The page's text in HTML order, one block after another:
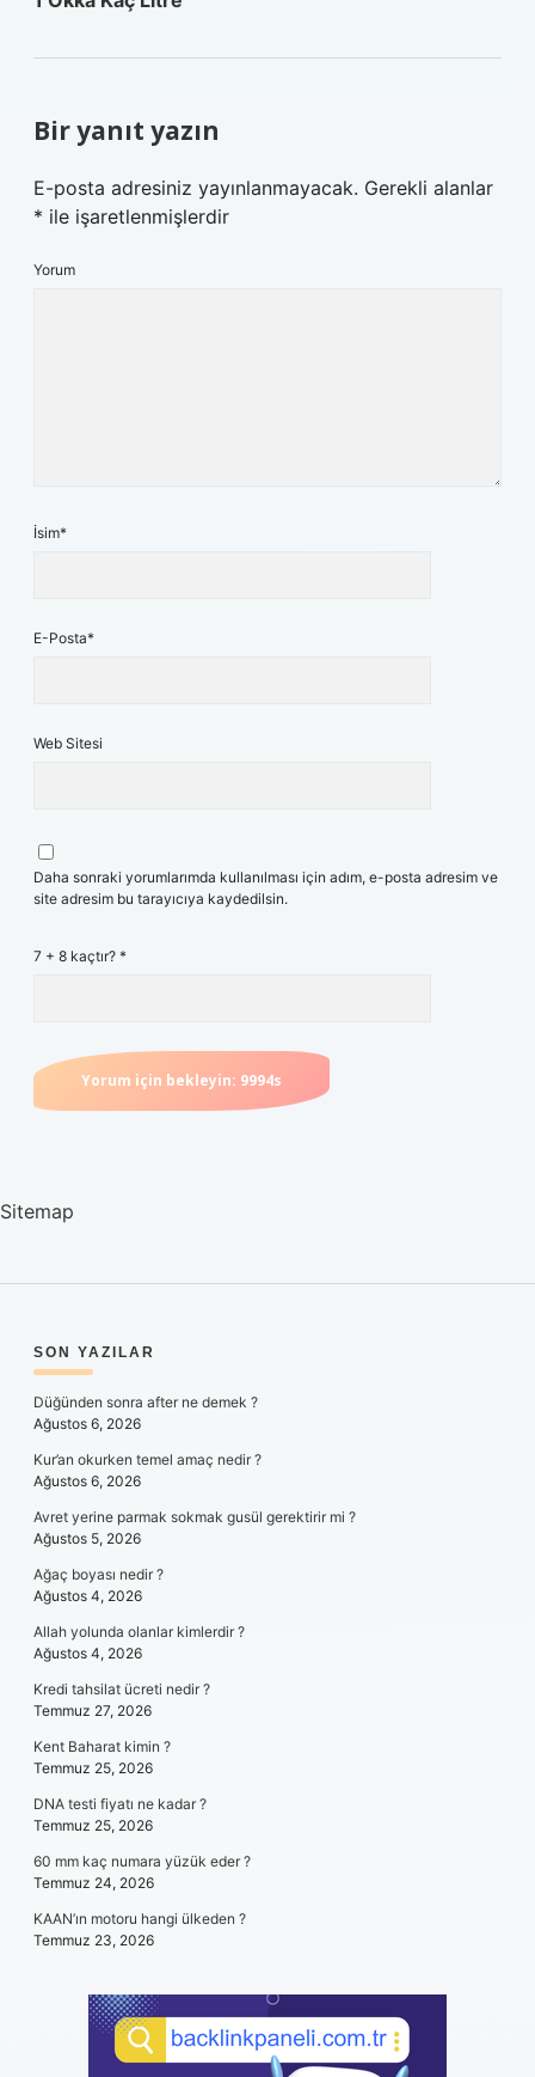
Bir yanıt yazın
E-posta adresiniz yayınlanmayacak. Gerekli alanlar
* ile işaretlenmişlerdir
Yorum
İsim*
E-Posta*
Web Sitesi
Daha sonraki yorumlarımda kullanılması için adım, e-posta adresim ve
site adresim bu tarayıcıya kaydedilsin.
7 + 8 kaçtır? *
Sitemap
SIDEBAR
SON YAZILAR
Düğünden sonra after ne demek ?
Ağustos 6, 2026
Kur’an okurken temel amaç nedir ?
Ağustos 6, 2026
Avret yerine parmak sokmak gusül gerektirir mi ?
Ağustos 5, 2026
Ağaç boyası nedir ?
Ağustos 4, 2026
Allah yolunda olanlar kimlerdir ?
Ağustos 4, 2026
Kredi tahsilat ücreti nedir ?
Temmuz 27, 2026
Kent Baharat kimin ?
Temmuz 25, 2026
DNA testi fiyatı ne kadar ?
Temmuz 25, 2026
60 mm kaç numara yüzük eder ?
Temmuz 24, 2026
KAAN’ın motoru hangi ülkeden ?
Temmuz 23, 2026